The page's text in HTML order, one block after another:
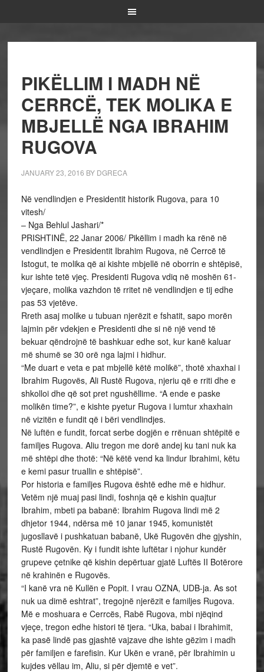
PIKËLLIM I MADH NË
CERRCË, TEK MOLIKA E
MBJELLË NGA IBRAHIM
RUGOVA
JANUARY 23, 2016 BY DGRECA
Në vendlindjen e Presidentit historik Rugova, para 10
vitesh/
– Nga Behlul Jashari/*
PRISHTINË, 22 Janar 2006/ Pikëllim i madh ka rënë në
vendlindjen e Presidentit Ibrahim Rugova, në Cerrcë të
Istogut, te molika që ai kishte mbjellë në oborrin e shtëpisë,
kur ishte tetë vjeç. Presidenti Rugova vdiq në moshën 61-
vjeçare, molika vazhdon të rritet në vendlindjen e tij edhe
pas 53 vjetëve.
Rreth asaj molike u tubuan njerëzit e fshatit, sapo morën
lajmin për vdekjen e Presidenti dhe si në një vend të
bekuar qëndrojnë të bashkuar edhe sot, kur kanë kaluar
më shumë se 30 orë nga lajmi i hidhur.
“Me duart e veta e pat mbjellë këtë molikë”, thotë xhaxhai i
Ibrahim Rugovës, Ali Rustë Rugova, njeriu që e rriti dhe e
shkolloi dhe që sot pret ngushëllime. “A ende e paske
molikën time?”, e kishte pyetur Rugova i lumtur xhaxhain
në vizitën e fundit që i bëri vendlindjes.
Në luftën e fundit, forcat serbe dogjën e rrënuan shtëpitë e
familjes Rugova. Aliu tregon me dorë andej ku tani nuk ka
më shtëpi dhe thotë: “Në këtë vend ka lindur Ibrahimi, këtu
e kemi pasur truallin e shtëpisë”.
Por historia e familjes Rugova është edhe më e hidhur.
Vetëm një muaj pasi lindi, foshnja që e kishin quajtur
Ibrahim, mbeti pa babanë: Ibrahim Rugova lindi më 2
dhjetor 1944, ndërsa më 10 janar 1945, komunistët
jugosllavë i pushkatuan babanë, Ukë Rugovën dhe gjyshin,
Rustë Rugovën. Ky i fundit ishte luftëtar i njohur kundër
grupeve çetnike që kishin depërtuar gjatë Luftës II Botërore
në krahinën e Rugovës.
“I kanë vra në Kullën e Popit. I vrau OZNA, UDB-ja. As sot
nuk ua dimë eshtrat”, tregojnë njerëzit e familjes Rugova.
Më e moshuara e Cerrcës, Rabë Rugova, mbi njëqind
vjeçe, tregon edhe histori të tjera. “Uka, babai i Ibrahimit,
ka pasë lindë pas gjashtë vajzave dhe ishte gëzim i madh
për familjen e farefisin. Kur Ukën e vranë, për Ibrahimin u
kujdes vëllau im, Aliu, si për djemtë e vet”.